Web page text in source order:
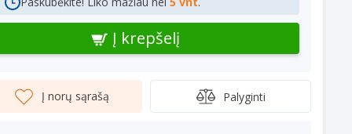
Į krepšelį
Į norų sąrašą Palyginti